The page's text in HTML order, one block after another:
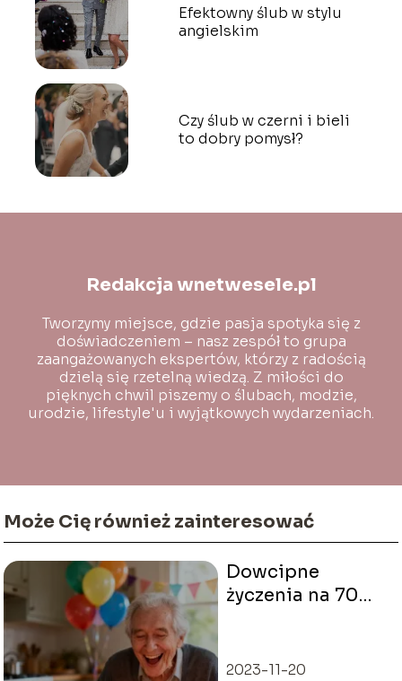
Efektowny ślub w stylu
angielskim
Czy ślub w czerni i bieli
to dobry pomysł?
Redakcja wnetwesele.pl
Tworzymy miejsce, gdzie pasja spotyka się z
doświadczeniem – nasz zespół to grupa
zaangażowanych ekspertów, którzy z radością
dzielą się rzetelną wiedzą. Z miłości do
pięknych chwil piszemy o ślubach, modzie,
urodzie, lifestyle'u i wyjątkowych wydarzeniach.
Może Cię również zainteresować
Dowcipne
życzenia na 70
pomysły
2023-11-20